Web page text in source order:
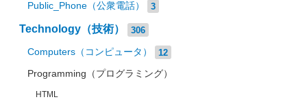
Public_Phone（公衆電話） 3
Technology（技術） 306
Computers（コンピュータ） 12
Programming（プログラミング）
HTML